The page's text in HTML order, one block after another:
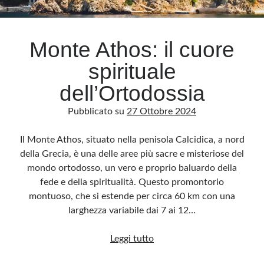
Archivio
Archivi
Categorie
Questo blog non rappresenta una testata giornalistica, in quanto viene aggiornato
sensi della legge n· 62 del 7.03.2001. L’autore non è responsabile di quanto
pubblicato dai lettori nei commenti ai vari post. Saranno comunque cancellati quelli
ritenuti offensivi o lesivi dell’immagine o dell’onorabilità di terzi, di genere spam,
razzisti o che contengano dati personali non conformi al rispetto delle norme sulla
privacy. Alcune immagini inserite in questo blog sono tratte da Internet e, pertanto,
immediatamente rimosse. L’autore del blog non è responsabile dei siti collegati
Monte Athos: il cuore
spirituale
dell’Ortodossia
Pubblicato su 27 Ottobre 2024
Il Monte Athos, situato nella penisola Calcidica, a nord
della Grecia, è una delle aree più sacre e misteriose del
mondo ortodosso, un vero e proprio baluardo della
fede e della spiritualità. Questo promontorio
montuoso, che si estende per circa 60 km con una
larghezza variabile dai 7 ai 12…
Leggi tuttoMonte